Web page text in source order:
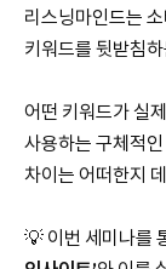
리스닝마인드는
키워드를 뒷받침
어떤 키워드가 실
사용하는 구체적
차이는 어떠한지
💡 이번 세미나를